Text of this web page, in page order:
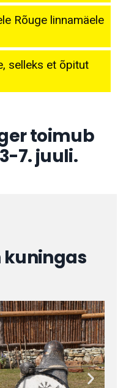
Rõuge linnamäele
selleks et õpitut
toimub
7. juuli.
kuningas